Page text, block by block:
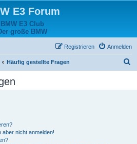
E3 Forum
BMW E3 Club
große BMW
Anmelden
Registrieren
Häufig gestellte Fragen
nicht anmelden!